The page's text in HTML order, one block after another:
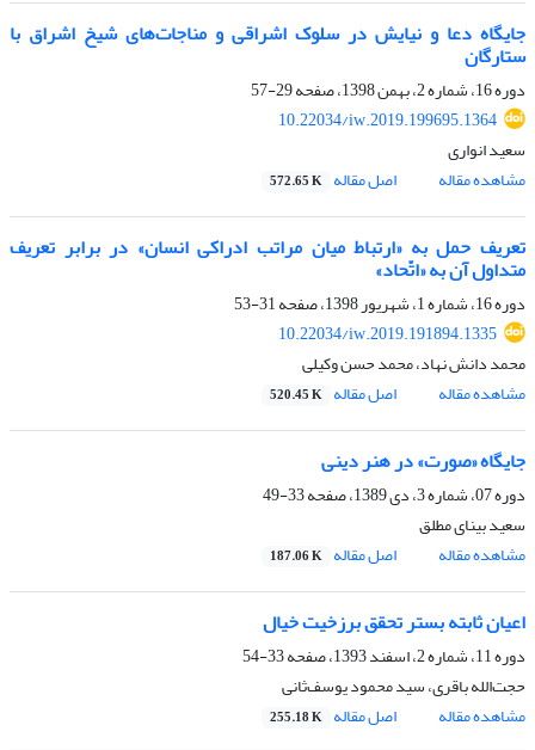
جایگاه دعا و نیایش در سلوک اشراقی و مناجات‌های شیخ اشراق با
ستارگان
دوره 16، شماره 2، بهمن 1398، صفحه
29-57
10.22034/iw.2019.199695.1364
سعید انواری
مشاهده مقاله
اصل مقاله 572.65 K
تعریف حمل به «ارتباط میان مراتب ادراکی انسان» در برابر تعریف
متداول آن به «اتّحاد»
دوره 16، شماره 1، شهریور 1398، صفحه
31-53
10.22034/iw.2019.191894.1335
محمد دانش نهاد، محمد حسن وکیلی
مشاهده مقاله
اصل مقاله 520.45 K
جایگاه «صورت» در هنر دینی
دوره 07، شماره 3، دی 1389، صفحه
33-49
سعید بینای مطلق
مشاهده مقاله
اصل مقاله 187.06 K
اعیان ثابته بستر تحقق برزخیت خیال
دوره 11، شماره 2، اسفند 1393، صفحه
33-54
حجت‌الله باقری، سید محمود یوسف‌ثانی
مشاهده مقاله
اصل مقاله 255.18 K